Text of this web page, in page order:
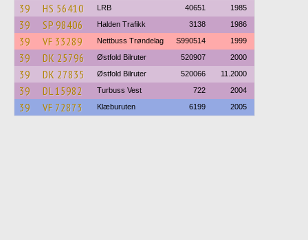
39 HS 56410 LRB 40651 1985
39 SP 98406 Halden Trafikk 3138 1986
39 VF 33289 Nettbuss Trøndelag S990514 1999
39 DK 25796 Østfold Bilruter 520907 2000
39 DK 27835 Østfold Bilruter 520066 11.2000
39 DL 15982 Turbuss Vest 722 2004
39 VF 72873 Klæburuten 6199 2005